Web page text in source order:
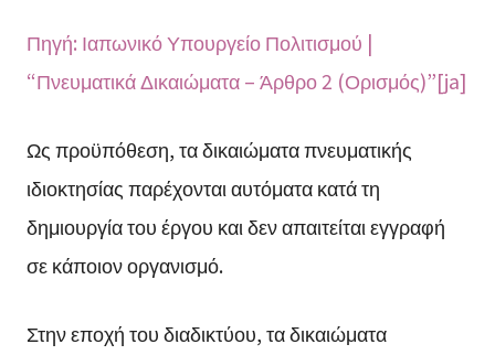
Πηγή: Ιαπωνικό Υπουργείο Πολιτισμού |
“Πνευματικά Δικαιώματα – Άρθρο 2 (Ορισμός)”[ja]
Ως προϋπόθεση, τα δικαιώματα πνευματικής
ιδιοκτησίας παρέχονται αυτόματα κατά τη
δημιουργία του έργου και δεν απαιτείται εγγραφή
σε κάποιον οργανισμό.
Στην εποχή του διαδικτύου, τα δικαιώματα